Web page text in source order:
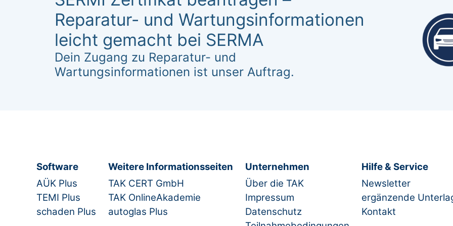
Reparatur- und Wartungsinformationen
leicht gemacht bei SERMA
Dein Zugang zu Reparatur- und
Wartungsinformationen ist unser Auftrag.
Software
AÜK Plus
TEMI Plus
schaden Plus
Weitere Informationsseiten
TAK CERT GmbH
TAK OnlineAkademie
autoglas Plus
Unternehmen
Über die TAK
Impressum
Datenschutz
Hilfe & Service
Newsletter
ergänzende
Kontakt